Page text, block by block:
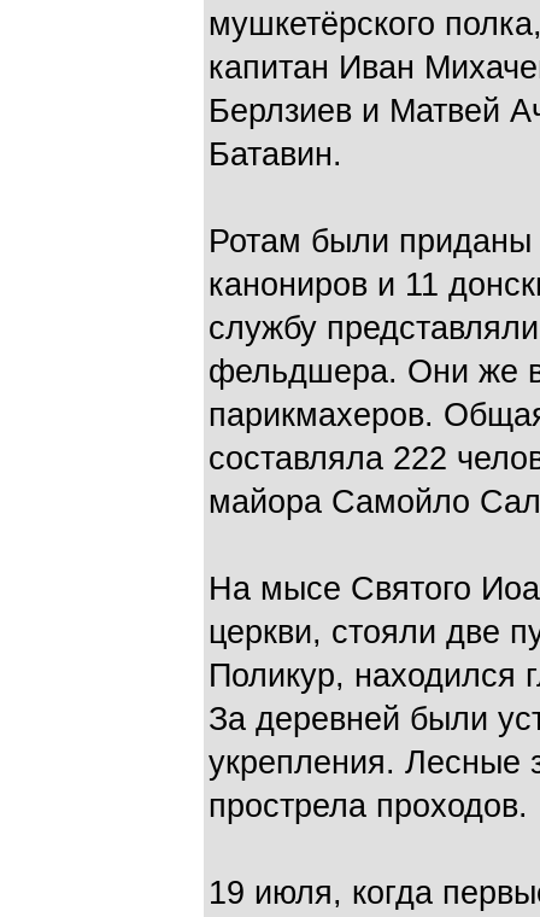
мушкетёрского
капитан Иван
Берлзиев и Матвей
Батавин.
Ротам были приданы
канониров и 11
службу
фельдшера. Они же
парикмахеров.
составляла 222
майора Самойло
На мысе Святого
церкви, стояли две
Поликур, находился
За деревней были
укрепления. Лесные
прострела проходов.
19 июля, когда